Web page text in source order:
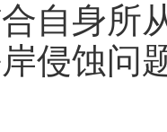
自身所
侵蚀问